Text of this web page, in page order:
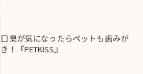
口臭が気になったらペットも歯みが
き！『PETKISS』